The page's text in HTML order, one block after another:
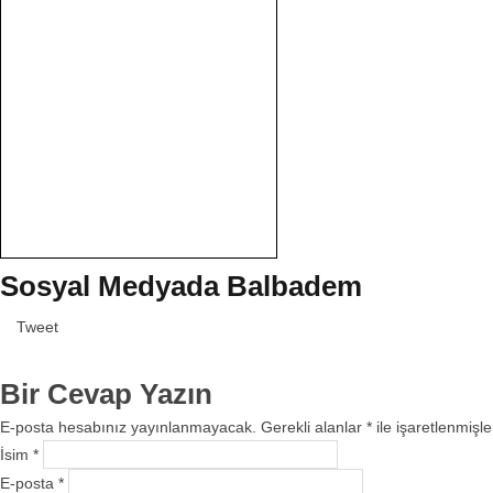
Sosyal Medyada Balbadem
Tweet
Bir Cevap Yazın
E-posta hesabınız yayınlanmayacak. Gerekli alanlar * ile
İsim *
E-posta *